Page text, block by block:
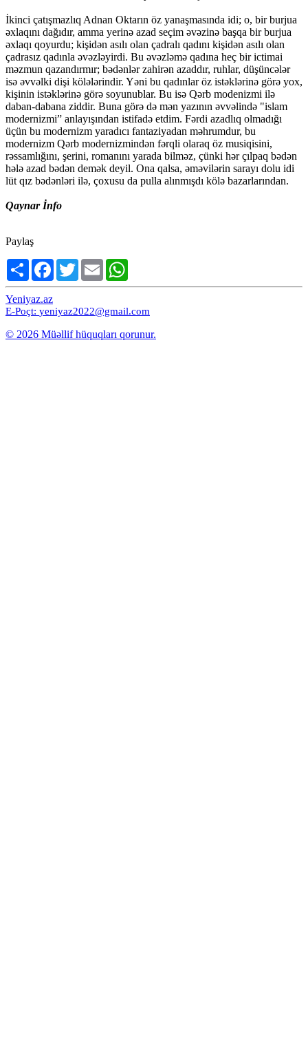
İkinci çatışmazlıq Adnan Oktarın öz yanaşmasında idi; o, bir burjua
əxlaqını dağıdır, amma yerinə azad seçim əvəzinə başqa bir burjua
əxlaqı qoyurdu; kişidən asılı olan çadralı qadını kişidən asılı olan
çadrasız qadınla əvəzləyirdi. Bu əvəzləmə qadına heç bir ictimai
məzmun qazandırmır; bədənlər zahirən azaddır, ruhlar, düşüncələr
isə əvvəlki dişi kölələrindir. Yəni bu qadınlar öz istəklərinə görə yox,
kişinin istəklərinə görə soyunublar. Bu isə Qərb modenizmi ilə
daban-dabana ziddir. Buna görə də mən yazının əvvəlində "islam
modernizmi” anlayışından istifadə etdim. Fərdi azadlıq olmadığı
üçün bu modernizm yaradıcı fantaziyadan məhrumdur, bu
modernizm Qərb modernizmindən fərqli olaraq öz musiqisini,
rəssamlığını, şerini, romanını yarada bilməz, çünki hər çılpaq bədən
hələ azad bədən demək deyil. Ona qalsa, əməvilərin sarayı dolu idi
lüt qız bədənləri ilə, çoxusu da pulla alınmışdı kölə bazarlarından.
Qaynar İnfo
Paylaş
Share Facebook
TwitterEmail
Yeniyaz.az
E-Poçt: yeniyaz2022@gmail.com
© 2026 Müəllif hüquqları qorunur.